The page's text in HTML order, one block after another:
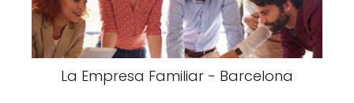
La Empresa Familiar - Barcelona